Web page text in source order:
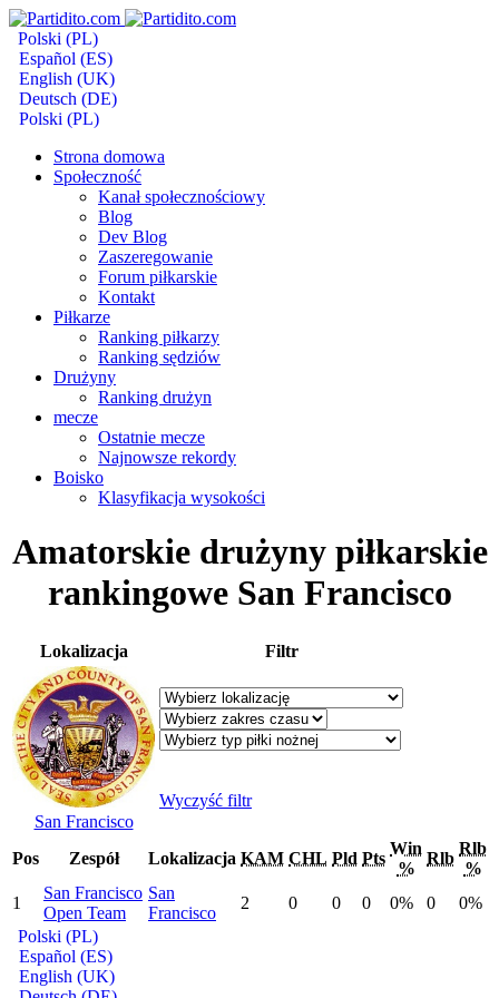
Polski (PL)
Español (ES)
English (UK)
Deutsch (DE)
Polski (PL)
Strona domowa
Społeczność
Kanał społecznościowy
Blog
Dev Blog
Zaszeregowanie
Forum piłkarskie
Kontakt
Piłkarze
Ranking piłkarzy
Ranking sędziów
Drużyny
Ranking drużyn
mecze
Ostatnie mecze
Najnowsze rekordy
Boisko
Klasyfikacja wysokości
Amatorskie drużyny piłkarskie
rankingowe San Francisco
Lokalizacja Filtr
San Francisco
Wyczyść filtr
Pos Zespół Lokalizacja KAM CHL Pld Pts
Win
%
Rlb
Rlb
%
1
San Francisco
Open Team
San
Francisco
2 0 0 0 0% 0
0%
Polski (PL)
Español (ES)
English (UK)